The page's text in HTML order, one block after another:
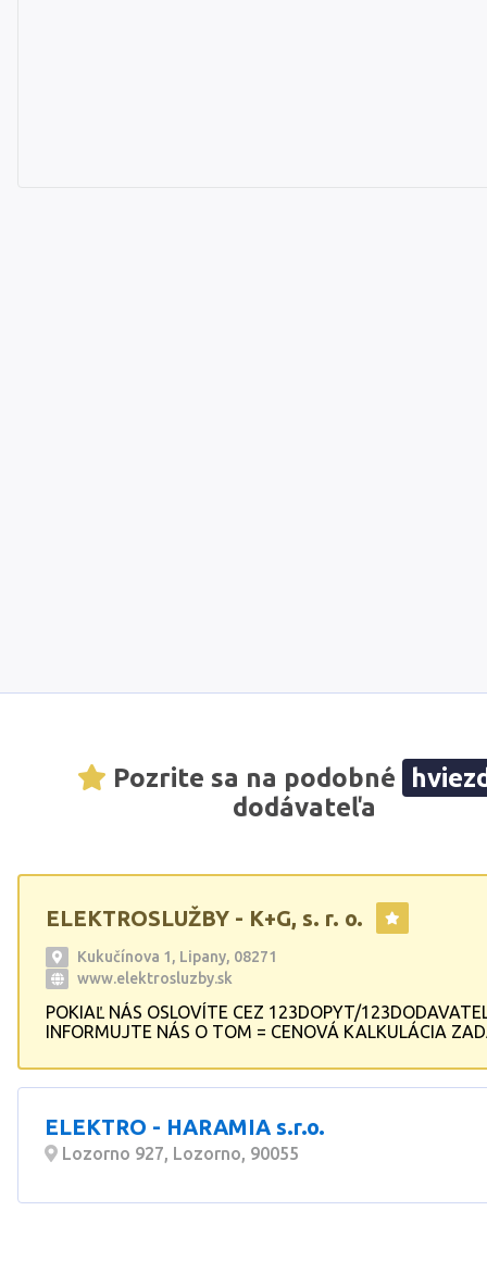
Pozrite sa na podobné
dodávateľa
ELEKTROSLUŽBY - K+G, s. r. o.
Kukučínova 1, Lipany, 08271
www.elektrosluzby.sk
POKIAĽ NÁS OSLOVÍTE CEZ 123DOPYT/
INFORMUJTE NÁS O TOM = CENOVÁ KALKULÁCIA
regulačný systém technického maxima MRK, analýza
Dodávky kompenzačných kondenzátorov NN a VN - aj
kompenzáciu - regulátory, stykače, kondenzátory,
kompenzačné tlmivky, filtračné tlmivky,
Výroba a dodávka elektromerových rozvádzačov.
ELEKTRO - HARAMIA s.r.o.
Lozorno 927, Lozorno, 90055